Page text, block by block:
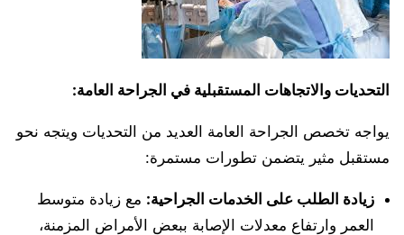
التحديات والاتجاهات المستقبلية في الجراحة العامة:
يواجه تخصص الجراحة العامة العديد من التحديات ويتجه نحو
مستقبل مثير يتضمن تطورات مستمرة:
زيادة الطلب على الخدمات الجراحية: مع زيادة متوسط
العمر وارتفاع معدلات الإصابة ببعض الأمراض المزمنة،